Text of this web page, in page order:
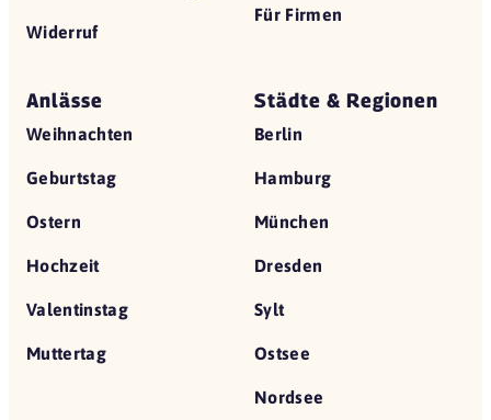
Widerruf
Für Firmen
Anlässe
Weihnachten
Geburtstag
Ostern
Hochzeit
Valentinstag
Muttertag
Städte & Regionen
Berlin
Hamburg
München
Dresden
Sylt
Ostsee
Nordsee